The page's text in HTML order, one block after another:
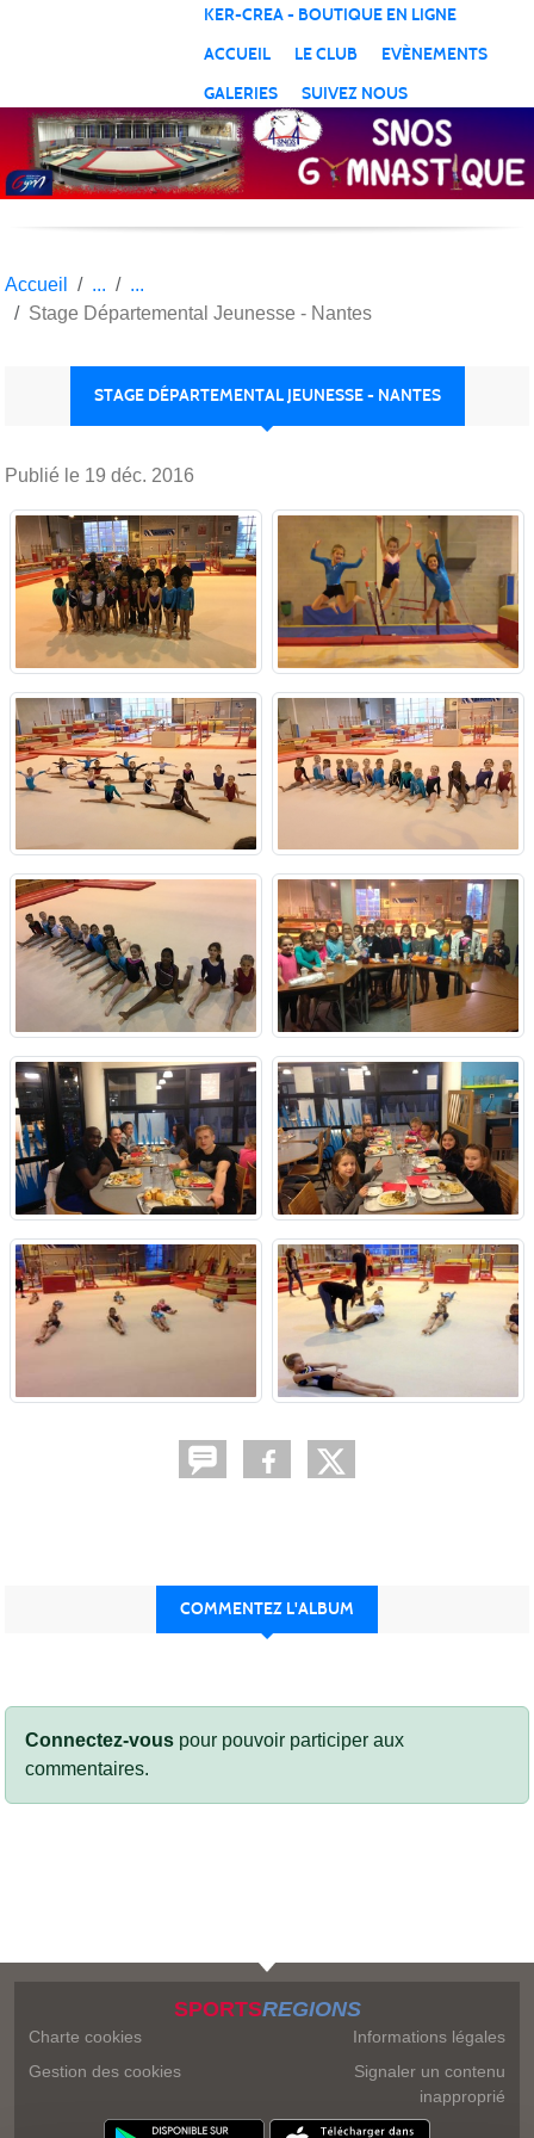
KER-CREA - BOUTIQUE EN LIGNE
ACCUEIL
LE CLUB
EVÈNEMENTS
GALERIES
SUIVEZ NOUS
Accueil
Stage Départemental Jeunesse - Nantes
STAGE DÉPARTEMENTAL JEUNESSE - NANTES
Publié le 19 déc. 2016
COMMENTEZ L'ALBUM
Connectez-vous pour pouvoir participer aux
commentaires.
SPORTSREGIONS
Charte cookies
Gestion des cookies
Informations légales
Signaler un contenu
inapproprié
Panneau de gestion des cookies